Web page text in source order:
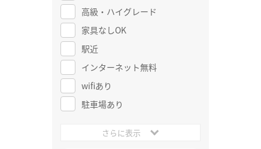
高級・ハイグレード
家具なしOK
駅近
インターネット無料
wifiあり
駐車場あり
さらに表示